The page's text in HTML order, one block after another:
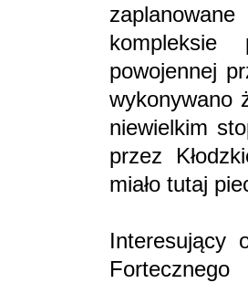
kompleksie
powojennej
wykonywano
niewielkim
przez
miało tutaj
Interesujący